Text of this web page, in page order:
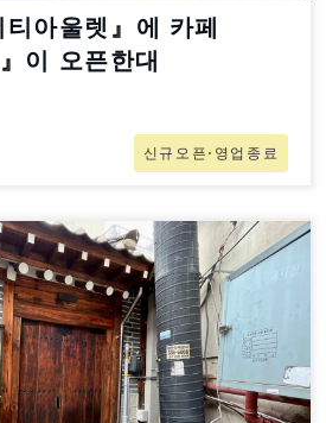
티아울렛』에 카페
이 오픈한대
신규오픈⋅영업종료